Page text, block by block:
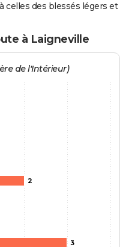
celles des blessés légers et
à Laigneville
de l'Intérieur)
2
3